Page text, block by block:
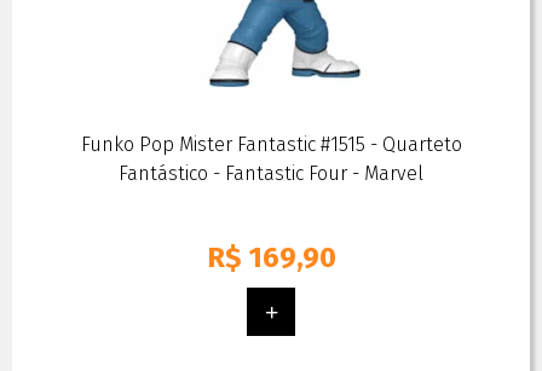
Funko Pop Mister Fantastic #1515 - Quarteto
Fantástico - Fantastic Four - Marvel
R$ 169,90